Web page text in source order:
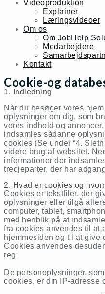
Videoproduktion
Explainer
Læringsvideoer
Om os
Om JobHelp
Medarbejdere
Kontakt
Cookie-og
1. Indledning
Når du besøger vores
oplysninger om dig, som
vores indhold og
indsamles sådanne
cookies (Se under “4.
videre brug af websitet.
informationer der
tredjeparter, der har
2. Hvad er cookies og
Cookies er tekstfiler, der
oplysninger eller tilgå
computer, tablet,
med henblik på at
fra cookies anvendes til at
hjemmesiden og til at give
Cookies anvendes
regi.
De personoplysninger,
cookies, er din IP-adresse